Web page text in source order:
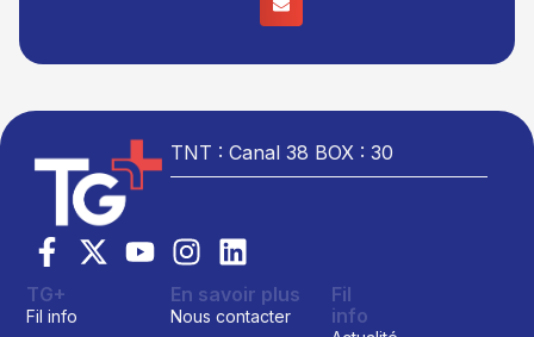
TNT : Canal 38 BOX : 30
TG+
Fil info
En savoir plus
Nous contacter
Fil
info